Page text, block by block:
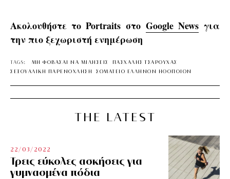
Ακολουθήστε το Portraits στο Google Newsγια
την πιο ξεχωριστή ενημέρωση
TAGS: ΜΗ ΦΟΒΑΣΑΙ ΝΑ ΜΙΛΗΣΕΙΣ
ΠΑΣΧΑΛΗΣ ΤΣΑΡΟΥΧΑΣ
ΣΕΞΟΥΑΛΙΚΗ ΠΑΡΕΝΟΧΛΗΣΗ
ΣΩΜΑΤΕΙΟ ΕΛΛΗΝΩΝ ΗΘΟΠΟΙΩΝ
THE LATEST
22/03/2022
Τρεις εύκολες ασκήσεις για
γυμνασμένα πόδια